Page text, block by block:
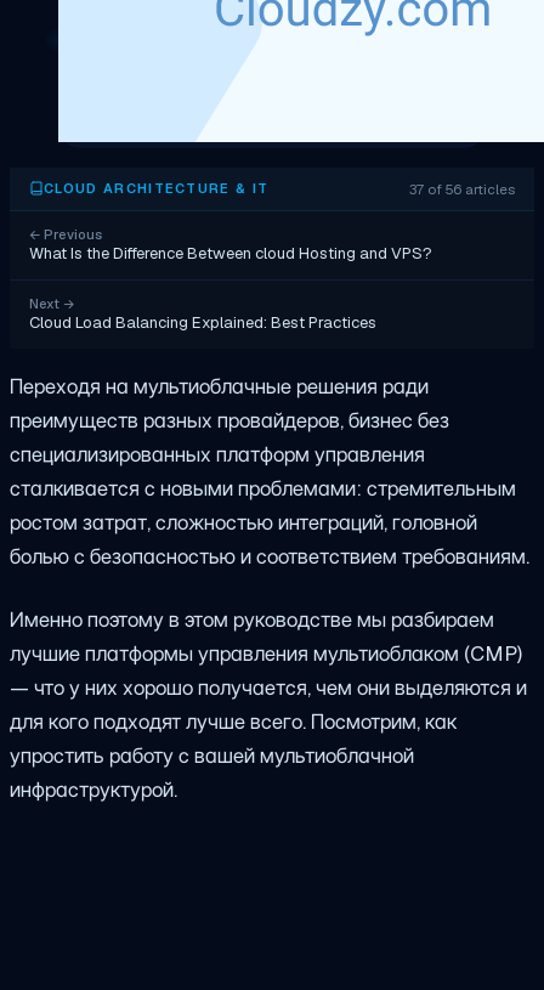
CLOUD ARCHITECTURE & IT 37 of 56 articles
← Previous
What Is the Difference Between cloud Hosting and VPS?
Next →
Cloud Load Balancing Explained: Best Practices
Переходя на мультиоблачные решения ради
преимуществ разных провайдеров, бизнес без
специализированных платформ управления
сталкивается с новыми проблемами: стремительным
ростом затрат, сложностью интеграций, головной
болью с безопасностью и соответствием требованиям.
Именно поэтому в этом руководстве мы разбираем
лучшие платформы управления мультиоблаком (CMP)
— что у них хорошо получается, чем они выделяются и
для кого подходят лучше всего. Посмотрим, как
упростить работу с вашей мультиоблачной
инфраструктурой.